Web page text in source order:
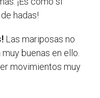
hadas!
Las mariposas no
buenas en ello.
movimientos muy